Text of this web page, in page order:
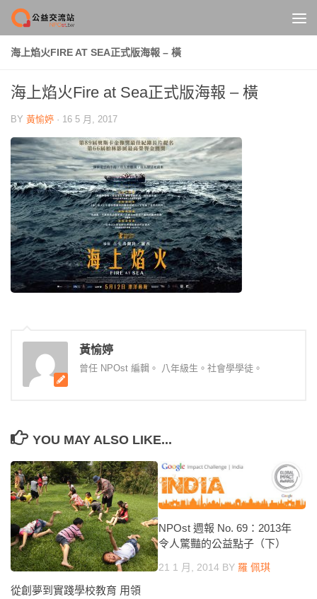
Skip to content
海上焰火FIRE AT SEA正式版海報 – 橫
海上焰火Fire at Sea正式版海報 – 橫
BY 黃愉婷 · 16 5 月, 2017
黃愉婷
曾任 NPOst 編輯。 八年級生。社會學學徒。
YOU MAY ALSO LIKE...
從創夢到實踐學校教育 用領
NPOst 週報 No. 69：2013年
令人驚豔的公益點子（下）
21 1 月, 2014 BY 羅 佩琪